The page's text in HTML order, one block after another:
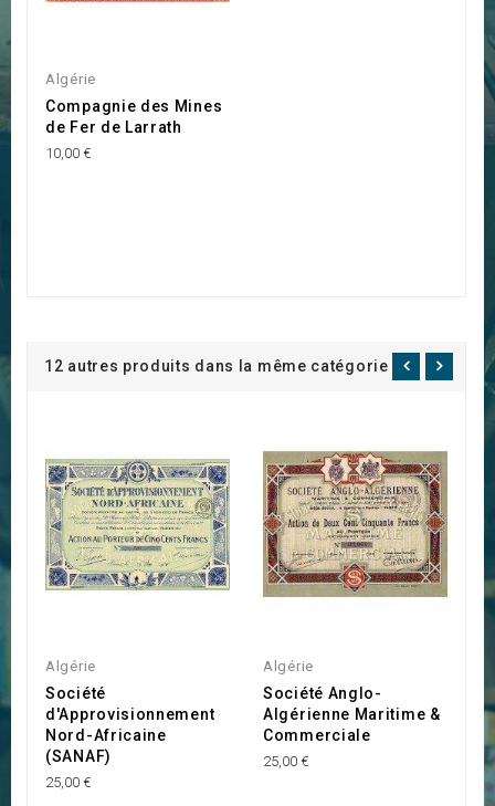
Algérie
Compagnie des Mines
de Fer de Larrath
10,00 €
12 autres produits dans la même catégorie :
Algérie
Société
d'Approvisionnement
Nord-Africaine
(SANAF)
25,00 €
Algérie
Société Anglo-
Algérienne Maritime &
Commerciale
25,00 €